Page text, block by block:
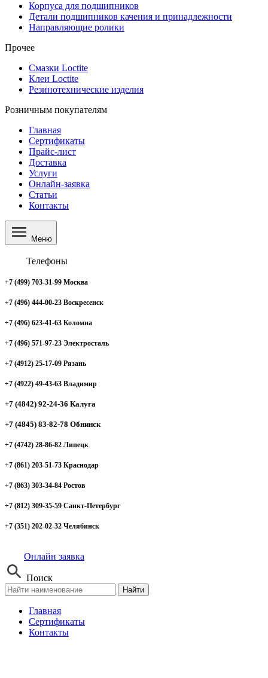
Корпуса для подшипников
Детали подшипников качения и принадлежности
Направляющие ролики
Прочее
Смазки Loctite
Клеи Loctite
Резинотехнические изделия
Розничным покупателям
Главная
Сертификаты
Прайс-лист
Доставка
Услуги
Онлайн-заявка
Статьи
Контакты
Меню
Телефоны
+7 (499) 703-31-99 Москва
+7 (496) 444-00-23 Воскресенск
+7 (496) 623-41-63 Коломна
+7 (496) 571-97-23 Электросталь
+7 (4912) 25-17-09 Рязань
+7 (4922) 49-43-63 Владимир
+7 (4842) 92-24-36 Калуга
+7 (4845) 83-82-78 Обнинск
+7 (4742) 28-86-82 Липецк
+7 (861) 203-51-73 Краснодар
+7 (863) 303-34-84 Ростов
+7 (812) 309-35-59 Санкт-Петербург
+7 (351) 202-02-32 Челябинск
Онлайн заявка
Поиск
Найти
Главная
Сертификаты
Контакты